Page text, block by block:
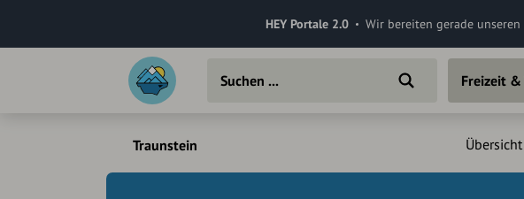
HEY Portale 2.0 Wir bereiten gerade unseren
Freizeit &
Traunstein Übersicht